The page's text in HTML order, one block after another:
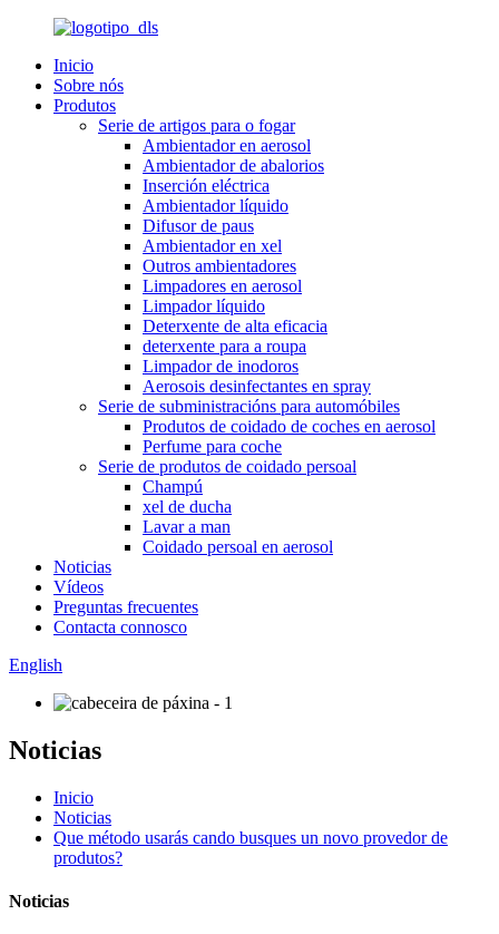
Inicio
Sobre nós
Produtos
Serie de artigos para o fogar
Ambientador en aerosol
Ambientador de abalorios
Inserción eléctrica
Ambientador líquido
Difusor de paus
Ambientador en xel
Outros ambientadores
Limpadores en aerosol
Limpador líquido
Deterxente de alta eficacia
deterxente para a roupa
Limpador de inodoros
Aerosois desinfectantes en spray
Serie de subministracións para automóbiles
Produtos de coidado de coches en aerosol
Perfume para coche
Serie de produtos de coidado persoal
Champú
xel de ducha
Lavar a man
Coidado persoal en aerosol
Noticias
Vídeos
Preguntas frecuentes
Contacta connosco
English
Noticias
Inicio
Noticias
Que método usarás cando busques un novo provedor de
produtos?
Noticias